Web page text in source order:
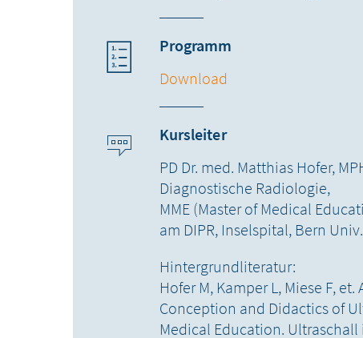
Programm
Download
Kursleiter
PD Dr. med. Matthias Hofer,
Diagnostische Radiologie,
MME (Master of Medical
am DIPR, Inselspital, Bern Univ.
Hintergrundliteratur:
Hofer M, Kamper L, Miese F,
Conception and Didactics of
Medical Education. Ultraschall